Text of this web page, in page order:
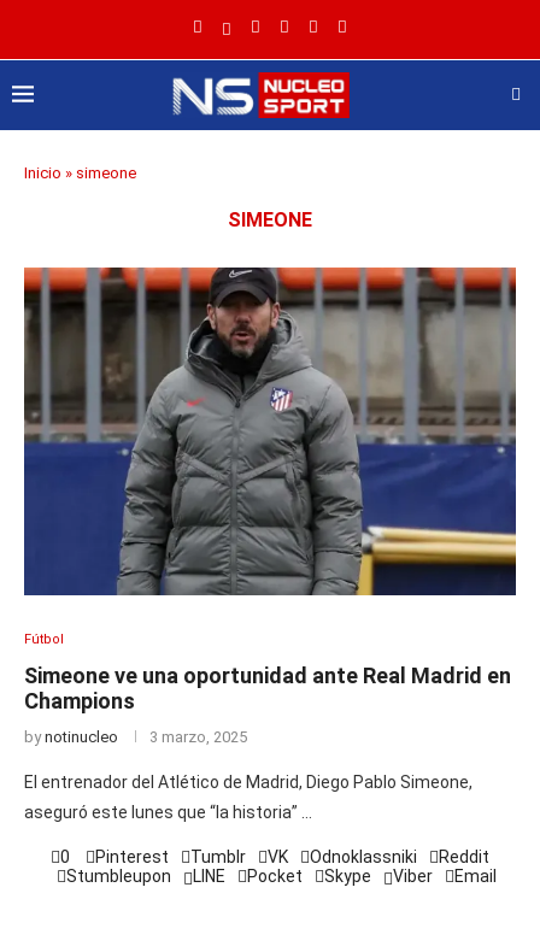
Inicio » simeone
SIMEONE
Fútbol
Simeone ve una oportunidad ante Real Madrid en
Champions
bynotinucleo 3 marzo, 2025
El entrenador del Atlético de Madrid, Diego Pablo Simeone,
aseguró este lunes que “la historia” …
0 Pinterest Tumblr VK Odnoklassniki
Reddit
Stumbleupon
LINE Pocket Skype Viber Email